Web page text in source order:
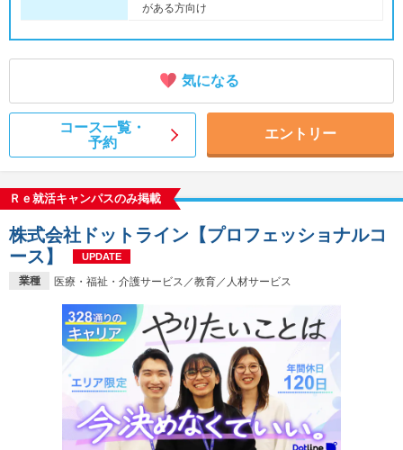
がある方向け
気になる
コース一覧・
予約
エントリー
Ｒｅ就活キャンパスのみ掲載
業種 医療・福祉・介護サービス／教育／人材サービス
株式会社ドットライン【プロフェッショナルコ
ース】
UPDATE